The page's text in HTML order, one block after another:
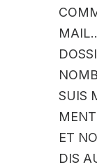
SUIS
ET
DIS